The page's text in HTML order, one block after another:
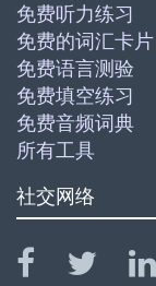
免费听力练习
免费的词汇卡片
免费语言测验
免费填空练习
免费音频词典
所有工具
社交网络